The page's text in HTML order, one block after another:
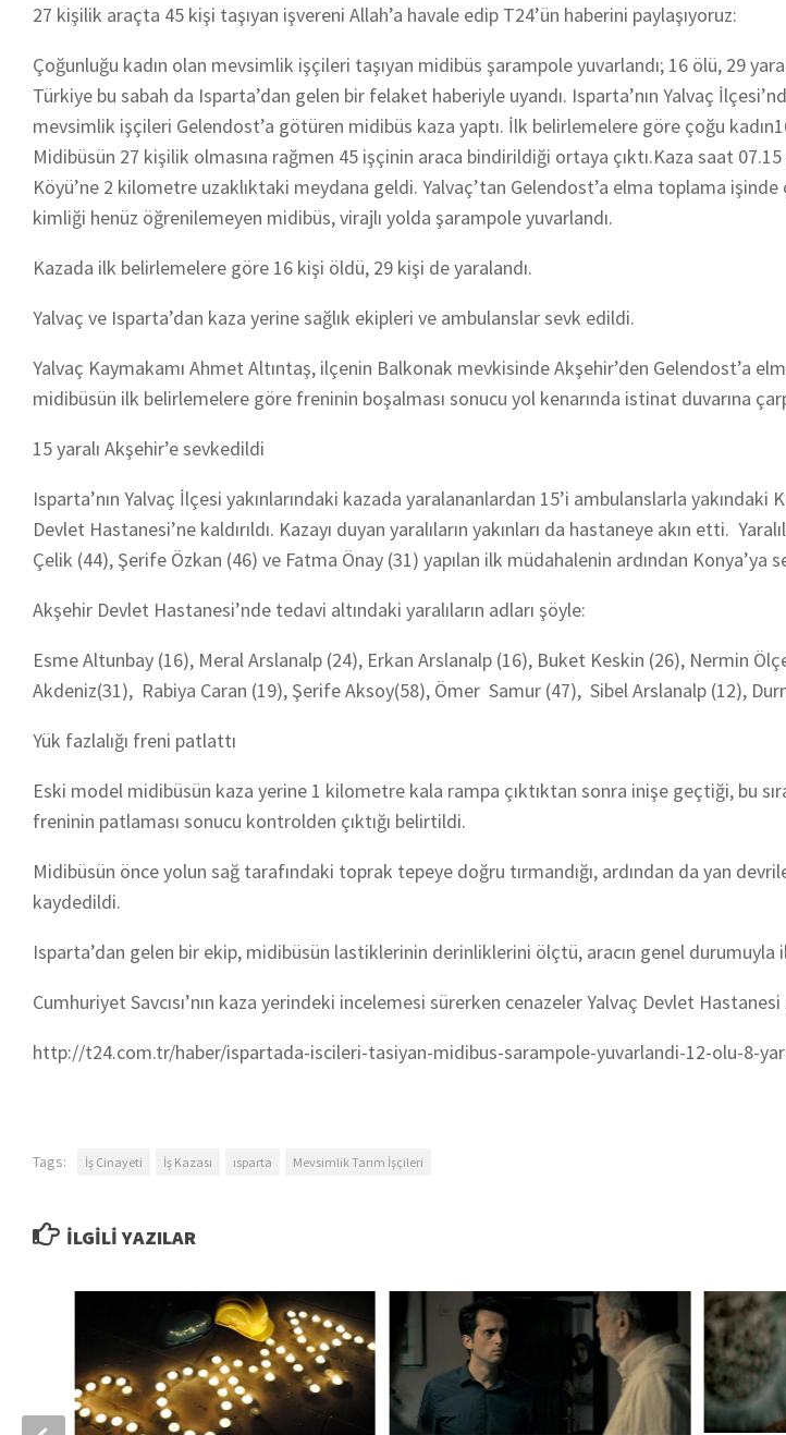
27 kişilik araçta 45 kişi taşıyan işvereni Allah’a havale edip T24’ün haberini paylaşıyoruz:
Çoğunluğu kadın olan mevsimlik işçileri taşıyan midibüs şarampole yuvarlandı; 16 ölü, 29
Türkiye bu sabah da Isparta’dan gelen bir felaket haberiyle uyandı. Isparta’nın Yalvaç
mevsimlik işçileri Gelendost’a götüren midibüs kaza yaptı. İlk belirlemelere göre çoğu
Midibüsün 27 kişilik olmasına rağmen 45 işçinin araca bindirildiği ortaya çıktı.Kaza saat 07.15
Köyü’ne 2 kilometre uzaklıktaki meydana geldi. Yalvaç’tan Gelendost’a elma toplama işinde
kimliği henüz öğrenilemeyen midibüs, virajlı yolda şarampole yuvarlandı.
Kazada ilk belirlemelere göre 16 kişi öldü, 29 kişi de yaralandı.
Yalvaç ve Isparta’dan kaza yerine sağlık ekipleri ve ambulanslar sevk edildi.
Yalvaç Kaymakamı Ahmet Altıntaş, ilçenin Balkonak mevkisinde Akşehir’den Gelendost’a
midibüsün ilk belirlemelere göre freninin boşalması sonucu yol kenarında istinat duvarına
15 yaralı Akşehir’e sevkedildi
Isparta’nın Yalvaç İlçesi yakınlarındaki kazada yaralananlardan 15’i ambulanslarla yakındaki
Devlet Hastanesi’ne kaldırıldı. Kazayı duyan yaralıların yakınları da hastaneye akın etti.
Çelik (44), Şerife Özkan (46) ve Fatma Önay (31) yapılan ilk müdahalenin ardından Konya’ya
Akşehir Devlet Hastanesi’nde tedavi altındaki yaralıların adları şöyle:
Esme Altunbay (16), Meral Arslanalp (24), Erkan Arslanalp (16), Buket Keskin (26), Nermin
Akdeniz(31), Rabiya Caran (19), Şerife Aksoy(58), Ömer Samur (47), Sibel Arslanalp (12),
Yük fazlalığı freni patlattı
Eski model midibüsün kaza yerine 1 kilometre kala rampa çıktıktan sonra inişe geçtiği, bu
freninin patlaması sonucu kontrolden çıktığı belirtildi.
Midibüsün önce yolun sağ tarafındaki toprak tepeye doğru tırmandığı, ardından da yan
kaydedildi.
Isparta’dan gelen bir ekip, midibüsün lastiklerinin derinliklerini ölçtü, aracın genel durumuyla
Cumhuriyet Savcısı’nın kaza yerindeki incelemesi sürerken cenazeler Yalvaç Devlet
http://t24.com.tr/haber/ispartada-iscileri-tasiyan-midibus-sarampole-yuvarlandi-12-olu-8-
Tags: İş Cinayeti İş Kazası ısparta Mevsimlik Tarım İşçileri
İLGILI YAZILAR